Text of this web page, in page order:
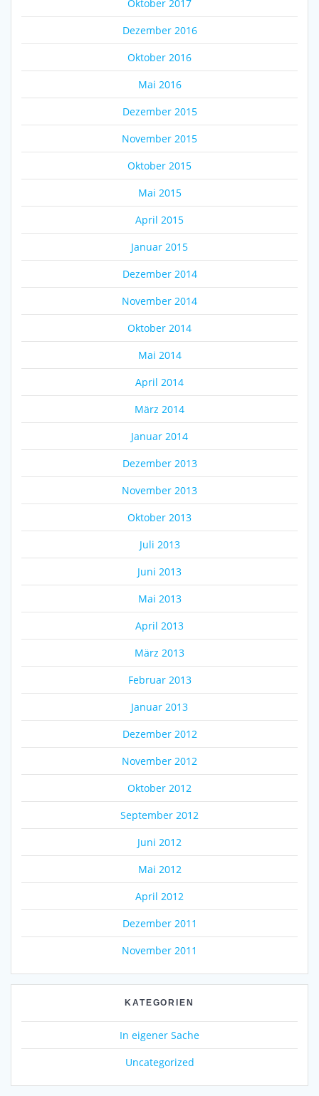
Oktober 2017
Dezember 2016
Oktober 2016
Mai 2016
Dezember 2015
November 2015
Oktober 2015
Mai 2015
April 2015
Januar 2015
Dezember 2014
November 2014
Oktober 2014
Mai 2014
April 2014
März 2014
Januar 2014
Dezember 2013
November 2013
Oktober 2013
Juli 2013
Juni 2013
Mai 2013
April 2013
März 2013
Februar 2013
Januar 2013
Dezember 2012
November 2012
Oktober 2012
September 2012
Juni 2012
Mai 2012
April 2012
Dezember 2011
November 2011
KATEGORIEN
In eigener Sache
Uncategorized